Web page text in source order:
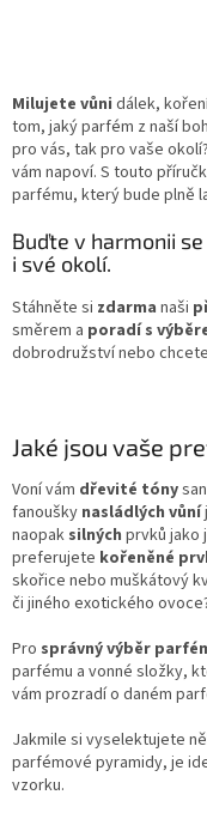
Milujete vůni dálek,
tom, jaký parfém z naší
pro vás, tak pro vaše
vám napoví. S touto
parfému, který bude plně
Buďte v harmonii
i své okolí.
Stáhněte si zdarma naši
směrem a poradí s
dobrodružství nebo
Jaké jsou vaše
Voní vám dřevité tóny
fanoušky nasládlých vůní
naopak silných prvků jako
preferujete kořeněné
skořice nebo muškátový
či jiného exotického
Pro správný výběr
parfému a vonné složky,
vám prozradí o daném
Jakmile si vyselektujete
parfémové pyramidy, je
vzorku.